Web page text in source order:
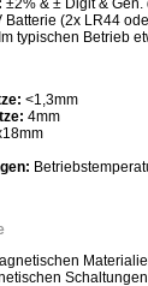
±2% & ± Digit &
Batterie (2x LR44
typischen Betrieb
<1,3mm
4mm